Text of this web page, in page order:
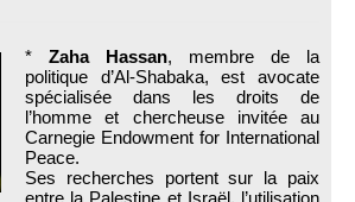
* Zaha Hassan, membre de la
politique d’Al-Shabaka, est avocate
spécialisée dans les droits de
l’homme et chercheuse invitée au
Carnegie Endowment for International
Peace.
Ses recherches portent sur la paix
entre la Palestine et Israël, l’utilisation